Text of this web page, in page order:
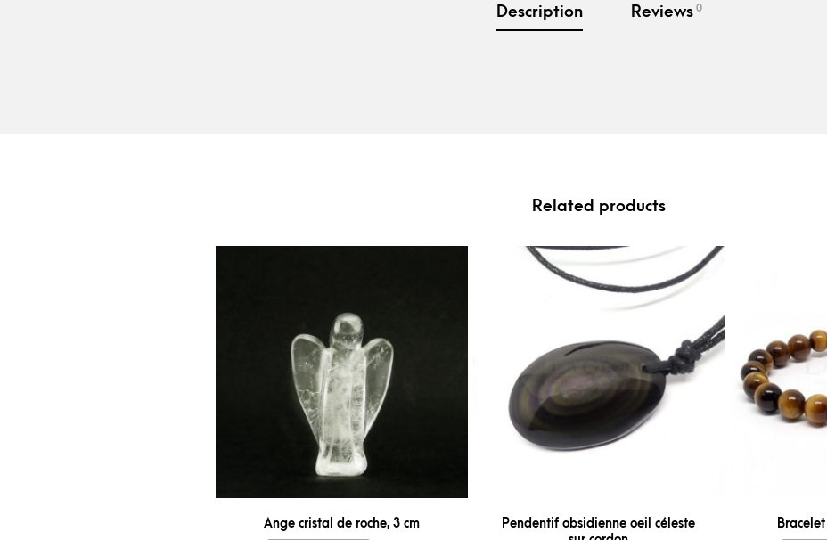
Description Reviews 0
Related products
Ange cristal de roche, 3 cm
Pendentif obsidienne oeil céleste